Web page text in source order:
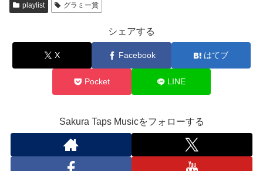
playlist グラミー賞
シェアする
X Facebook はてブ
Pocket LINE
Sakura Taps Musicをフォローする